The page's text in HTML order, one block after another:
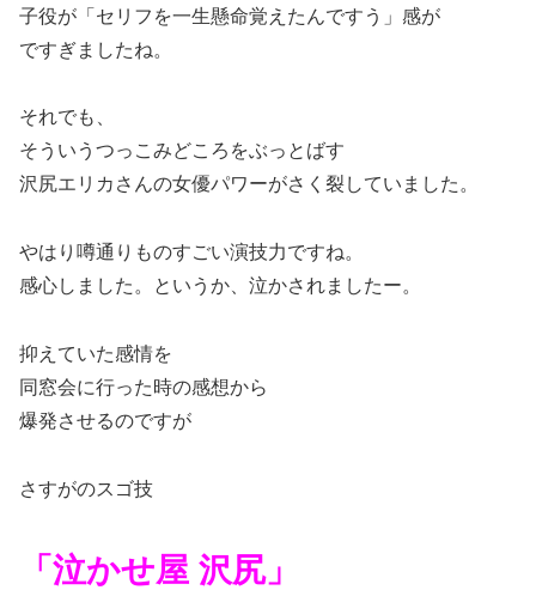
子役が「セリフを一生懸命覚えたんですう」感が
ですぎましたね。
それでも、
そういうつっこみどころをぶっとばす
沢尻エリカさんの女優パワーがさく裂していました。
やはり噂通りものすごい演技力ですね。
感心しました。というか、泣かされましたー。
抑えていた感情を
同窓会に行った時の感想から
爆発させるのですが
さすがのスゴ技
「泣かせ屋 沢尻」